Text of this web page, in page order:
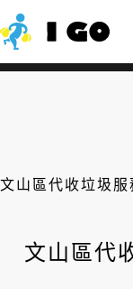
我來幫您
舊
文山區代收垃圾服
文山區代